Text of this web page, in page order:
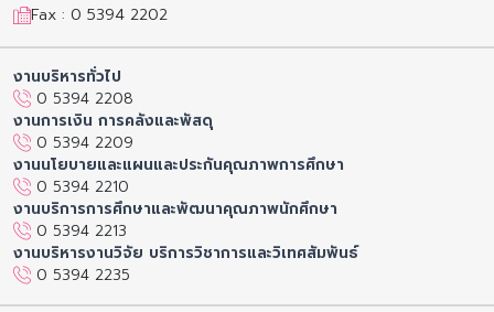
Fax : 0 5394 2202
งานบริหารทั่วไป
0 5394 2208
งานการเงิน การคลังและพัสดุ
0 5394 2209
งานนโยบายและแผนและประกันคุณภาพการศึกษา
0 5394 2210
งานบริการการศึกษาและพัฒนาคุณภาพนักศึกษา
0 5394 2213
งานบริหารงานวิจัย บริการวิชาการและวิเทศสัมพันธ์
0 5394 2235